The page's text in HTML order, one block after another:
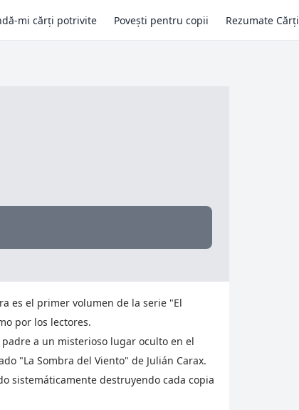
mi cărți potrivite Povești pentru copii Rezumate Cărți
es el primer volumen de la serie "El
por los lectores.
a un misterioso lugar oculto en el
"La Sombra del Viento" de Julián Carax.
sistemáticamente destruyendo cada copia